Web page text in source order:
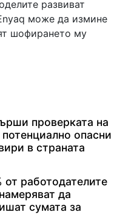
развиват
може да измине
шофирането му
проверката на
опасни
в страната
от работодателите
да
сумата за